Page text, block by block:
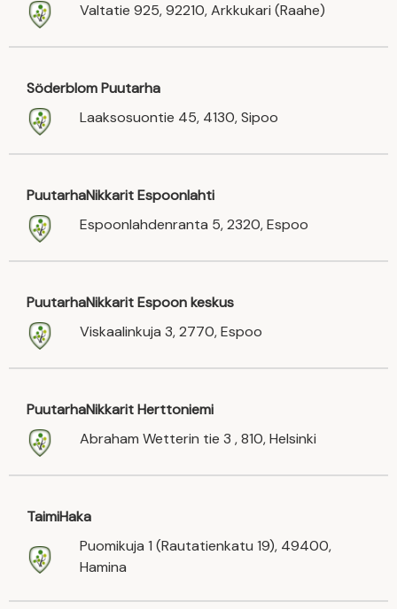
Valtatie 925, 92210, Arkkukari (Raahe)
Söderblom Puutarha
Laaksosuontie 45, 4130, Sipoo
PuutarhaNikkarit Espoonlahti
Espoonlahdenranta 5, 2320, Espoo
PuutarhaNikkarit Espoon keskus
Viskaalinkuja 3, 2770, Espoo
PuutarhaNikkarit Herttoniemi
Abraham Wetterin tie 3 , 810, Helsinki
TaimiHaka
Puomikuja 1 (Rautatienkatu 19), 49400,
Hamina